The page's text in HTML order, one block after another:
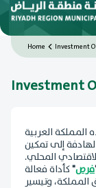
Home Investment
Investment
العربية
إلى تمكين
المحلي.
فرص"كأداة فعالة
وتيسير